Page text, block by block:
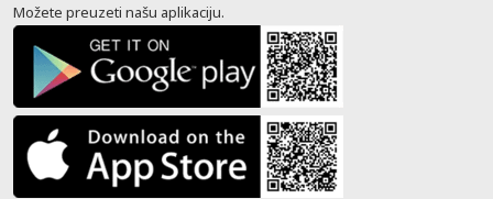
Možete preuzeti našu aplikaciju.